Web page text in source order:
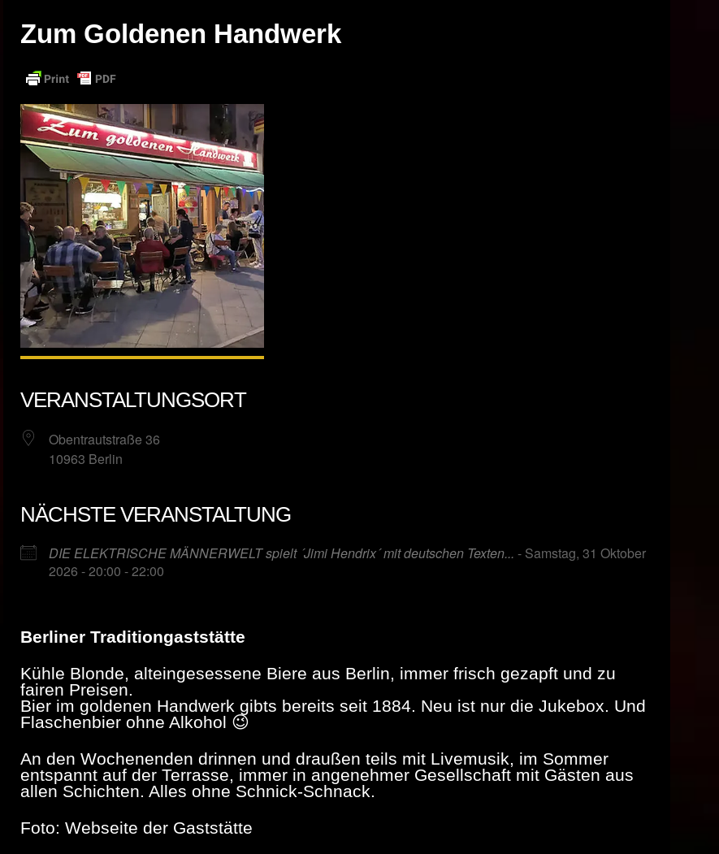
Zum Goldenen Handwerk
VERANSTALTUNGSORT
Obentrautstraße 36
10963 Berlin
NÄCHSTE VERANSTALTUNG
DIE ELEKTRISCHE MÄNNERWELT spielt ´Jimi Hendrix´ mit deutschen Texten... - Samstag, 31 Oktober
2026 - 20:00 - 22:00
Berliner Traditiongaststätte
Kühle Blonde, alteingesessene Biere aus Berlin, immer frisch gezapft und zu
fairen Preisen.
Bier im goldenen Handwerk gibts bereits seit 1884. Neu ist nur die Jukebox. Und
Flaschenbier ohne Alkohol 😉
An den Wochenenden drinnen und draußen teils mit Livemusik, im Sommer
entspannt auf der Terrasse, immer in angenehmer Gesellschaft mit Gästen aus
allen Schichten. Alles ohne Schnick-Schnack.
Foto: Webseite der Gaststätte